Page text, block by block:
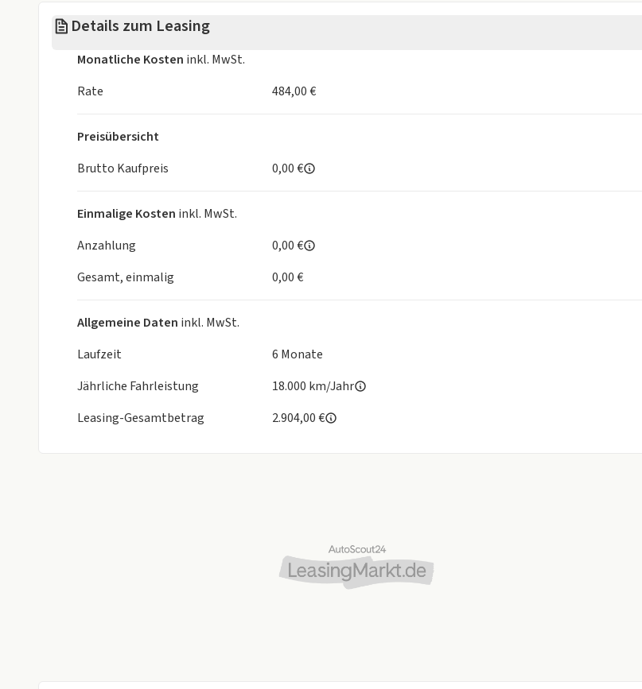
Details zum Leasing
Monatliche Kosten inkl. MwSt.
Rate
484,00 €
Preisübersicht
Brutto Kaufpreis
0,00 €
Einmalige Kosten inkl. MwSt.
Anzahlung
0,00 €
Gesamt, einmalig
0,00 €
Allgemeine Daten inkl. MwSt.
Laufzeit
6 Monate
Jährliche Fahrleistung
18.000 km/Jahr
Leasing-Gesamtbetrag
2.904,00 €